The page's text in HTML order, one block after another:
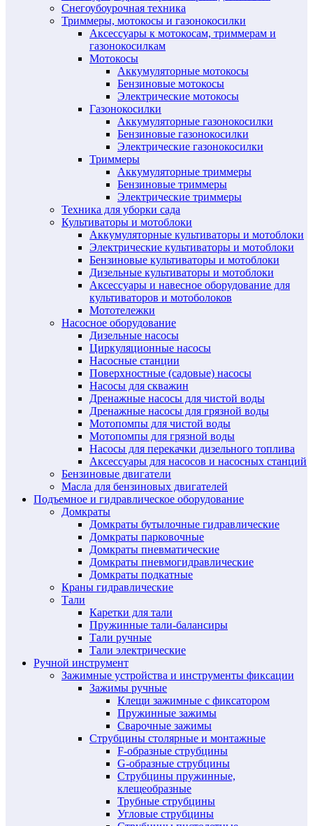
Снегоубоурочная техника
Триммеры, мотокосы и газонокосилки
Аксессуары к мотокосам, триммерам и
газонокосилкам
Мотокосы
Аккумуляторные мотокосы
Бензиновые мотокосы
Электрические мотокосы
Газонокосилки
Аккумуляторные газонокосилки
Бензиновые газонокосилки
Электрические газонокосилки
Триммеры
Аккумуляторные триммеры
Бензиновые триммеры
Электрические триммеры
Техника для уборки сада
Культиваторы и мотоблоки
Аккумуляторные культиваторы и мотоблоки
Электрические культиваторы и мотоблоки
Бензиновые культиваторы и мотоблоки
Дизельные культиваторы и мотоблоки
Аксессуары и навесное оборудование для
культиваторов и мотоболоков
Мототележки
Насосное оборудование
Дизельные насосы
Циркуляционные насосы
Насосные станции
Поверхностные (садовые) насосы
Насосы для скважин
Дренажные насосы для чистой воды
Дренажные насосы для грязной воды
Мотопомпы для чистой воды
Мотопомпы для грязной воды
Насосы для перекачки дизельного топлива
Аксессуары для насосов и насосных станций
Бензиновые двигатели
Масла для бензиновых двигателей
Подъемное и гидравлическое оборудование
Домкраты
Домкраты бутылочные гидравлические
Домкраты парковочные
Домкраты пневматические
Домкраты пневмогидравлические
Домкраты подкатные
Краны гидравлические
Тали
Каретки для тали
Пружинные тали-балансиры
Тали ручные
Тали электрические
Ручной инструмент
Зажимные устройства и инструменты фиксации
Зажимы ручные
Клещи зажимные с фиксатором
Пружинные зажимы
Сварочные зажимы
Струбцины столярные и монтажные
F-образные струбцины
G-образные струбцины
Струбцины пружинные,
клещеобразные
Трубные струбцины
Угловые струбцины